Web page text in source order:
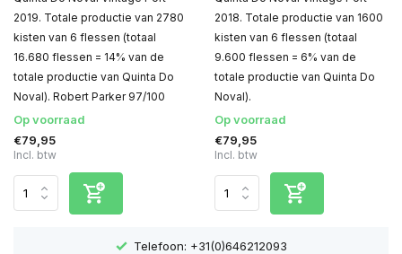
2019. Totale productie van 2780
kisten van 6 flessen (totaal
16.680 flessen = 14% van de
totale productie van Quinta Do
Noval). Robert Parker 97/100
Op voorraad
€79,95
Incl. btw
2018. Totale productie van 1600
kisten van 6 flessen (totaal
9.600 flessen = 6% van de
totale productie van Quinta Do
Noval).
Op voorraad
€79,95
Incl. btw
Telefoon: +31(0)646212093